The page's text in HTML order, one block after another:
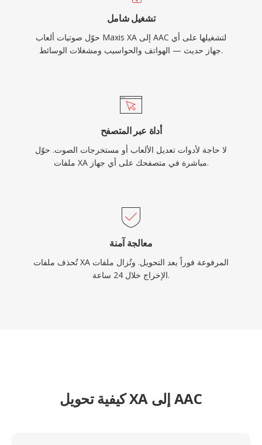
تشغيل شامل
حوّل صوتيات ألعاب Maxis XA إلى AAC لتشغيلها على أي
جهاز حديث — الهواتف والحواسيب ومشغلات الوسائط.
أداة عبر المتصفح
لا حاجة لأدوات تعديل الألعاب أو مستخرجات الصوت. حوّل
ملفات XA مباشرة في متصفحك على أي جهاز.
معالجة آمنة
تُحذف ملفات XA المرفوعة فوراً بعد التحويل. وتُزال ملفات
الإخراج خلال 24 ساعة.
كيفية تحويل XA إلى AAC